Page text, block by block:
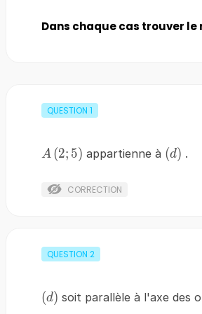
Dans chaque cas trouver le
QUESTION 1
A\left(2;5\right)
A (2; 5) appartienne à (d) .
CORRECTION
QUESTION 2
\left(d\right)
(d) soit parallèle à l'axe des